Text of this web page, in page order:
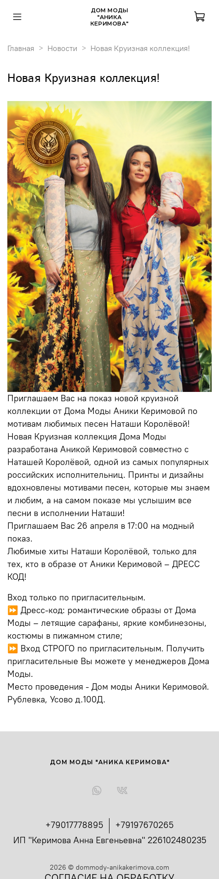
ДОМ МОДЫ
"АНИКА
КЕРИМОВА"
Главная Новости Новая Круизная коллекция!
Новая Круизная коллекция!
Приглашаем Вас на показ новой круизной
коллекции от Дома Моды Аники Керимовой по
мотивам любимых песен Наташи Королёвой!
Новая Круизная коллекция Дома Моды
разработана Аникой Керимовой совместно с
Наташей Королёвой, одной из самых популярных
российских исполнительниц. Принты и дизайны
вдохновлены мотивами песен, которые мы знаем
и любим, а на самом показе мы услышим все
песни в исполнении Наташи!
Приглашаем Вас 26 апреля в 17:00 на модный
показ.
Любимые хиты Наташи Королёвой, только для
тех, кто в образе от Аники Керимовой – ДРЕСС
КОД!
Вход только по пригласительным.
⏩️ Дресс-код: романтические образы от Дома
Моды – летящие сарафаны, яркие комбинезоны,
костюмы в пижамном стиле;
⏩️ Вход СТРОГО по пригласительным. Получить
пригласительные Вы можете у менеджеров Дома
Моды.
Место проведения - Дом моды Аники Керимовой.
Рублевка, Усово д.100Д.
+79017778895
+79197670265
ИП "Керимова Анна Евгеньевна" 226102480235
ДОМ МОДЫ "АНИКА КЕРИМОВА"
2026 © dommody-anikakerimova.com